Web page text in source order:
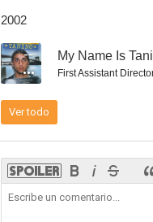
2002
-- My Name Is
First Assistant
Ver todo